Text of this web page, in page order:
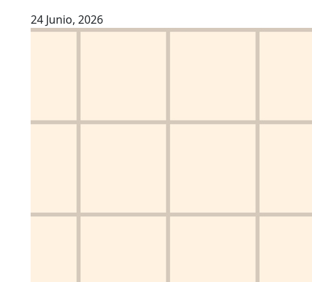
24 Junio, 2026